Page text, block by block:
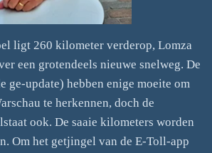
ligt 260 kilometer verderop, Lomza
een grotendeels nieuwe snelweg. De
ge-update) hebben enige moeite om
te herkennen, doch de
ook. De saaie kilometers worden
Om het getjingel van de E-Toll-app